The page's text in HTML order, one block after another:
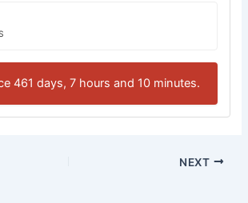
461 days, 7 hours and 10 minutes.
NEXT